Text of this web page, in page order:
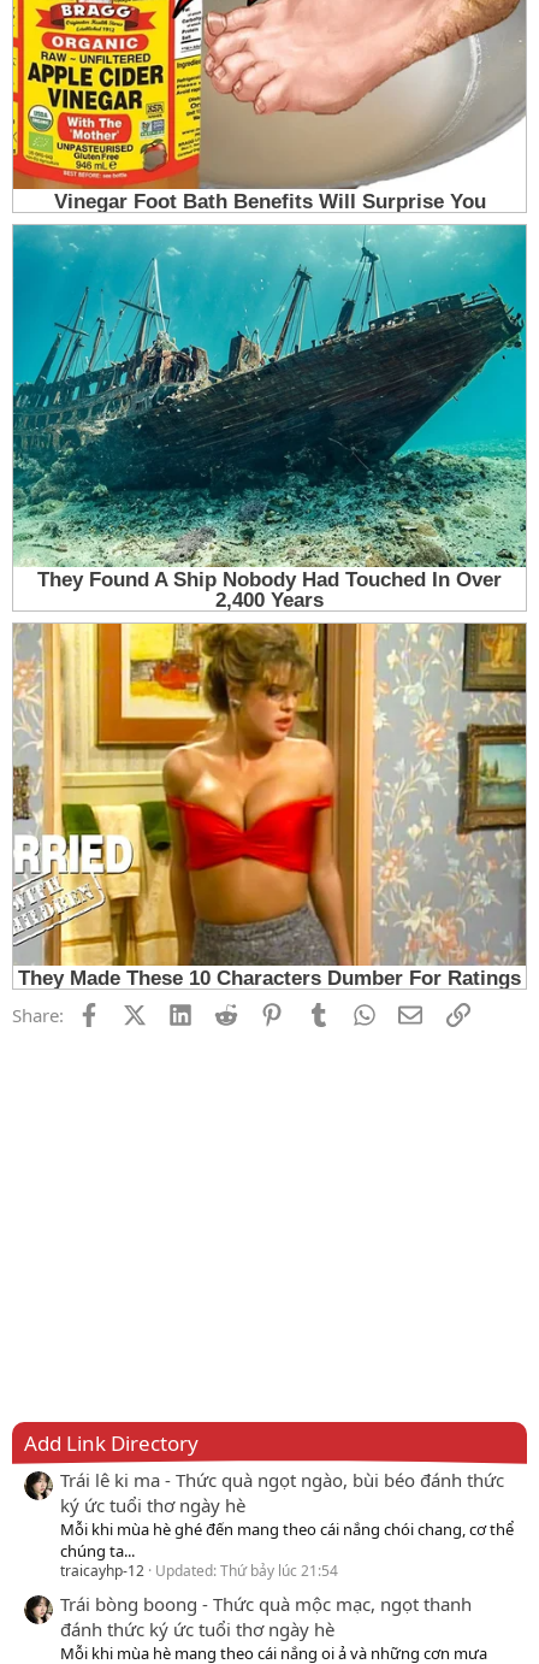
Share: FacebookX (Twitter)
LinkedInReddit PinterestTumblrWhatsApp
EmailLink
Add Link Directory
Trái lê ki ma - Thức quà ngọt ngào, bùi béo đánh thức
ký ức tuổi thơ ngày hè
Mỗi khi mùa hè ghé đến mang theo cái nắng chói chang, cơ thể
chúng ta...
traicayhp-12 Updated:Thứ bảy lúc 21:54
Trái bòng boong - Thức quà mộc mạc, ngọt thanh
đánh thức ký ức tuổi thơ ngày hè
Mỗi khi mùa hè mang theo cái nắng oi ả và những cơn mưa